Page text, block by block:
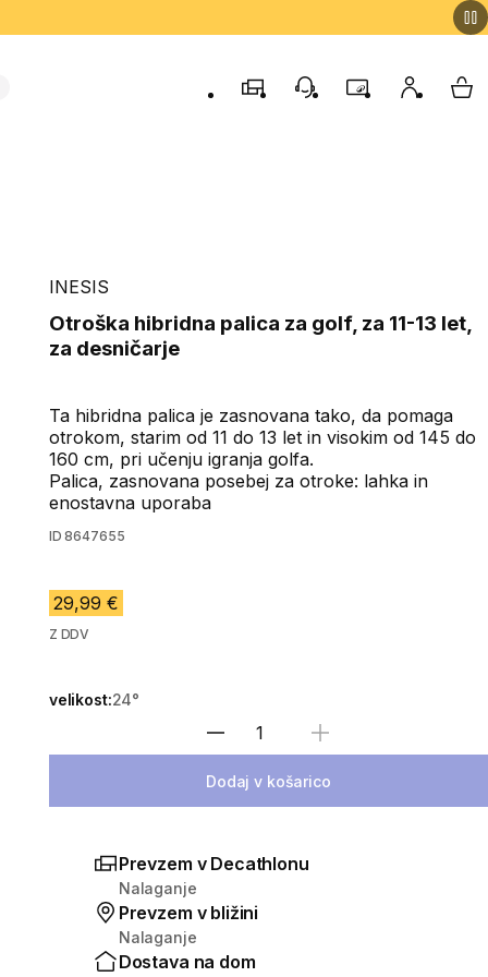
TrgovinePodporo strankam
ProgramMoj račun
INESIS
Otroška hibridna palica za golf, za 11-13 let,
za desničarje
Ta hibridna palica je zasnovana tako, da pomaga
otrokom, starim od 11 do 13 let in visokim od 145 do
160 cm, pri učenju igranja golfa.
Palica, zasnovana posebej za otroke: lahka in
enostavna uporaba
ID 8647655
29,99 €
Z DDV
velikost:24°
Izberite količino
Dodaj v košarico
Prevzem v Decathlonu
Nalaganje
Prevzem v bližini
Nalaganje
Dostava na dom